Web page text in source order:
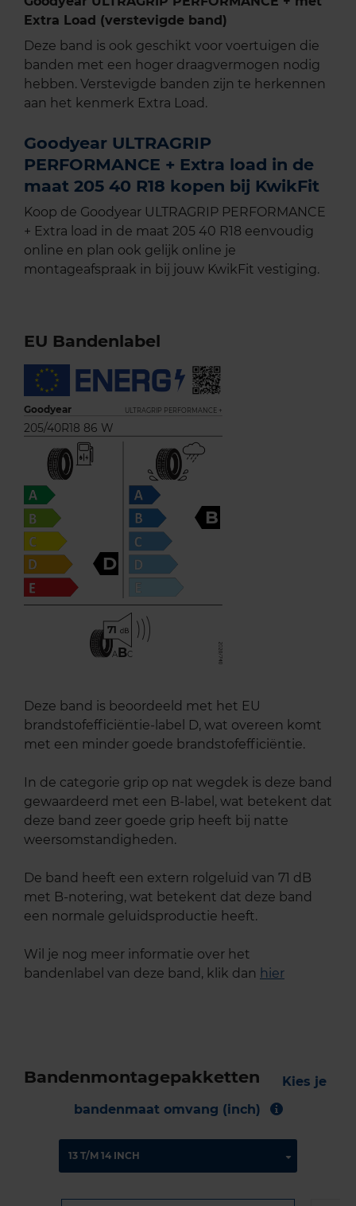
Extra Load (verstevigde band)
Deze band is ook geschikt voor voertuigen die
banden met een hoger draagvermogen nodig
hebben. Verstevigde banden zijn te herkennen
aan het kenmerk Extra Load.
Goodyear ULTRAGRIP
PERFORMANCE + Extra load in de
maat 205 40 R18 kopen bij KwikFit
Koop de Goodyear ULTRAGRIP PERFORMANCE
+ Extra load in de maat 205 40 R18 eenvoudig
online en plan ook gelijk online je
montageafspraak in bij jouw KwikFit vestiging.
EU Bandenlabel
Goodyear ULTRAGRIP PERFORMANCE +
205/40R18 86 W
D
B
71
ABC
Deze band is beoordeeld met het EU
brandstofefficiëntie-label D, wat overeen komt
met een minder goede brandstofefficiëntie.
In de categorie grip op nat wegdek is deze band
gewaardeerd met een B-label, wat betekent dat
deze band zeer goede grip heeft bij natte
weersomstandigheden.
De band heeft een extern rolgeluid van 71 dB
met B-notering, wat betekent dat deze band
een normale geluidsproductie heeft.
Wil je nog meer informatie over het
bandenlabel van deze band, klik dan hier
Bandenmontagepakketten
Kies je
bandenmaat omvang (inch)